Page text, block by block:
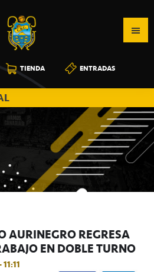
TIENDA ENTRADAS
AURINEGRO REGRESA
EN DOBLE TURNO